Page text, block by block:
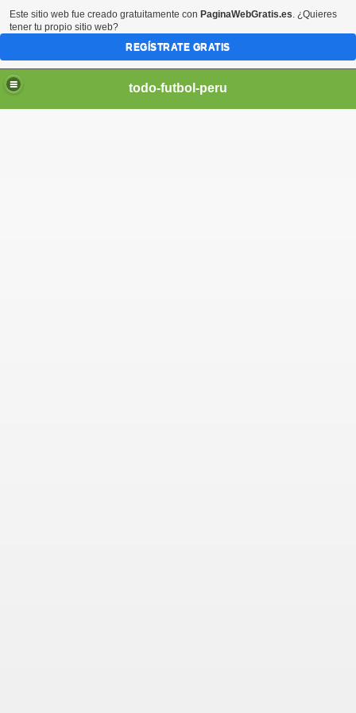
todo-futbol-peru
Este sitio web fue creado gratuitamente con PaginaWebGratis.es. ¿Quieres
tener tu propio sitio web?
REGÍSTRATE GRATIS